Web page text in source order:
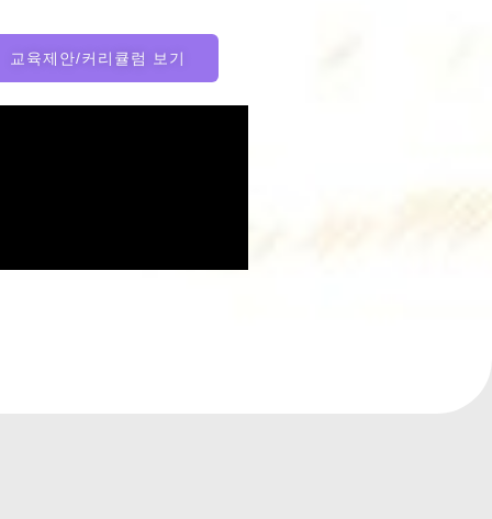
교육제안/커리큘럼 보기